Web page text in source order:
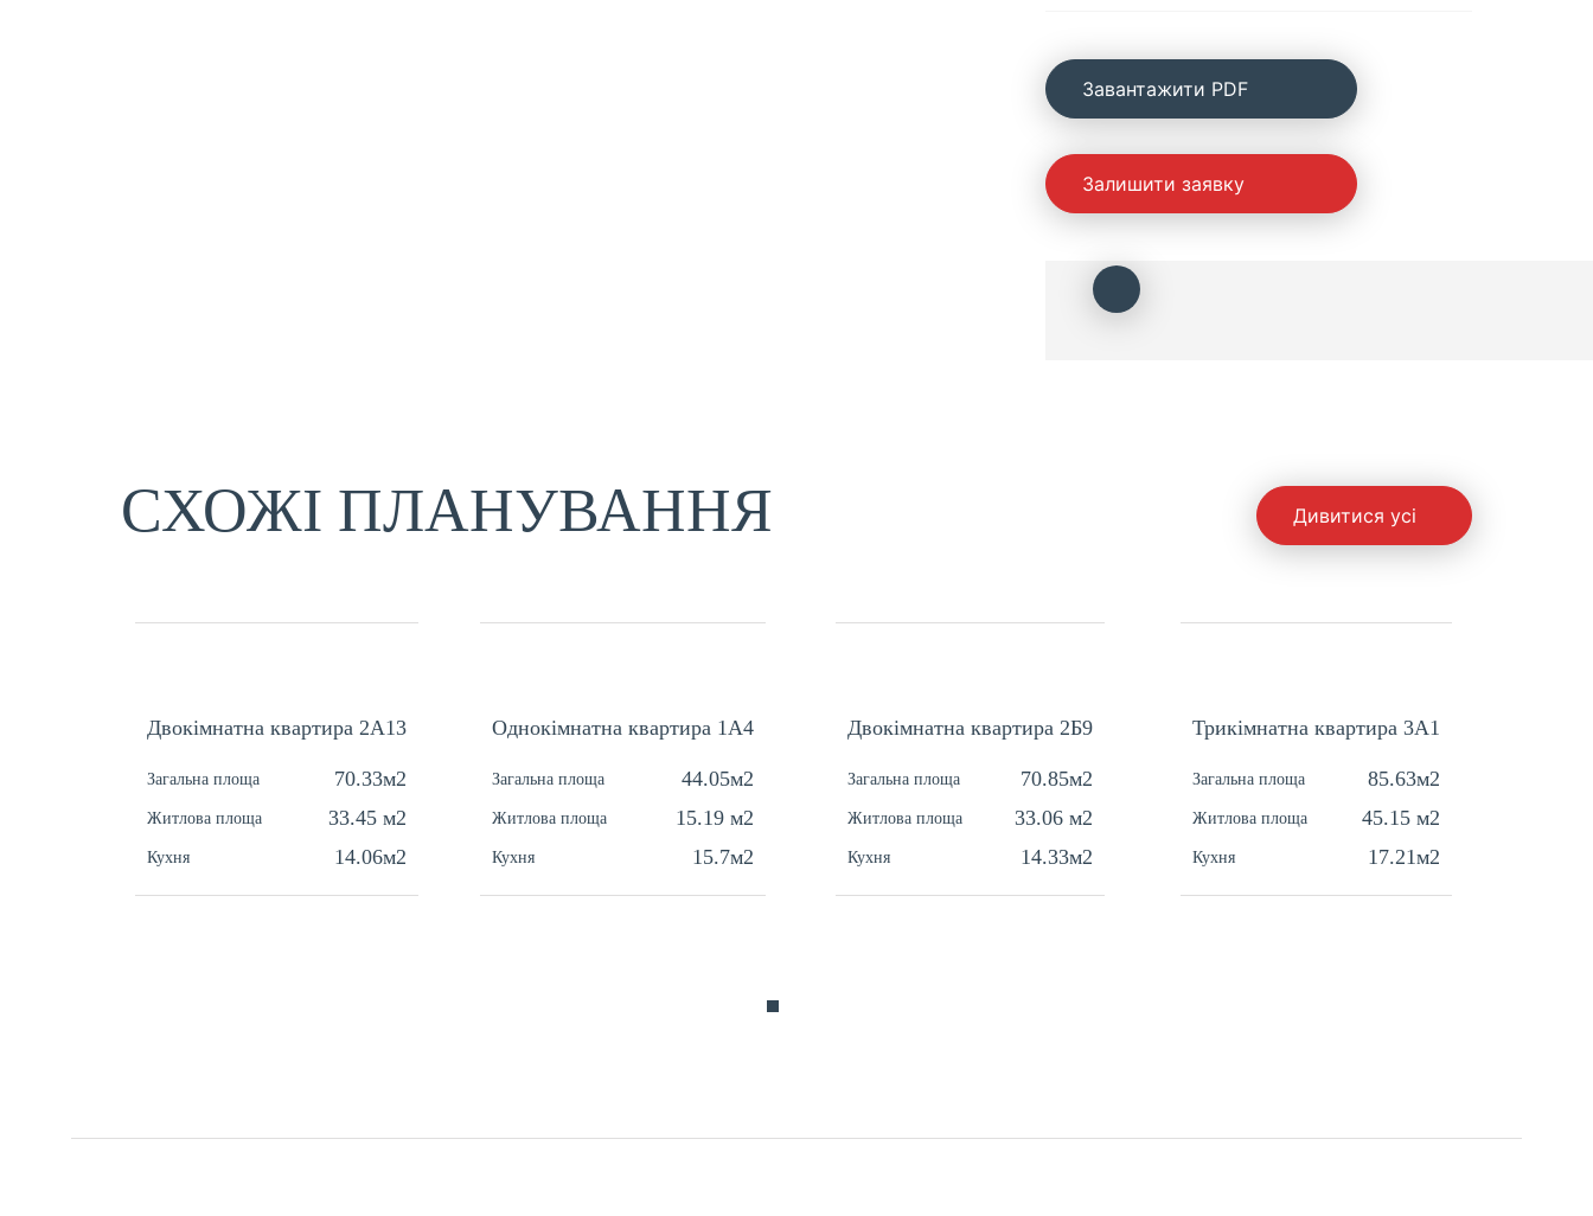
Завантажити PDF
Залишити заявку
СХОЖІ ПЛАНУВАННЯ Дивитися усі
Двокімнатна квартира 2А13
Загальна площа 70.33м2
Житлова площа 33.45 м2
Кухня 14.06м2
Однокімнатна квартира 1А4
Загальна площа 44.05м2
Житлова площа 15.19 м2
Кухня 15.7м2
Двокімнатна квартира 2Б9
Загальна площа 70.85м2
Житлова площа 33.06 м2
Кухня 14.33м2
Трикімнатна квартира 3A1
Загальна площа 85.63м2
Житлова площа 45.15 м2
Кухня 17.21м2